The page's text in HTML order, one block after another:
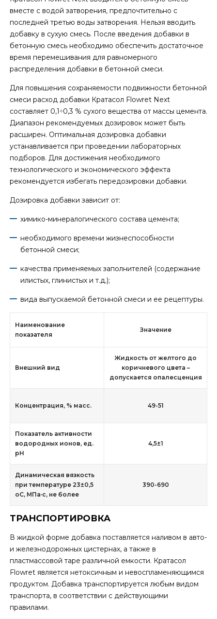
вместе с водой затворения, предпочтительно с
последней третью воды затворения. Нельзя вводить
добавку в сухую смесь. После введения добавки в
бетонную смесь необходимо обеспечить достаточное
время перемешивания для равномерного
распределения добавки в бетонной смеси.
Для повышения сохраняемости подвижности бетонной
смеси расход добавки Кратасол Flowret Next
составляет 0,1÷0,3 % сухого вещества от массы цемента.
Диапазон рекомендуемых дозировок может быть
расширен. Оптимальная дозировка добавки
устанавливается при проведении лабораторных
подборов. Для достижения необходимого
технологического и экономического эффекта
рекомендуется избегать передозировки добавки.
Дозировка добавки зависит от:
химико-минералогического состава цемента;
необходимого времени жизнеспособности
бетонной смеси;
качества применяемых заполнителей (содержание
илистых, глинистых и т.д.);
вида выпускаемой бетонной смеси и ее рецептуры.
Наименование
показателя
Значение
Внешний вид
Жидкость от желтого до
коричневого цвета –
допускается опалесценция
Концентрация, % масс. 49-51
Показатель активности
водородных ионов, ед.
рН
4,5±1
Динамическая вязкость
при температуре 23±0,5
оС, МПа∙с, не более
390-690
ТРАНСПОРТИРОВКА
В жидкой форме добавка поставляется наливом в авто-
и железнодорожных цистернах, а также в
пластмассовой таре различной емкости. Кратасол
Flowret является нетоксичным и невоспламеняющимся
продуктом. Добавка транспортируется любым видом
транспорта, в соответствии с действующими
правилами.